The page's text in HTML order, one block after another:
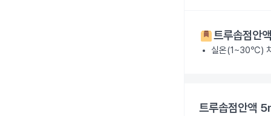
트루솝점안
실온(1~30℃)
트루솝점안액